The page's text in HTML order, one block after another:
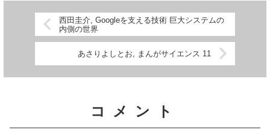
西田圭介, Googleを支える技術 巨大システムの
内側の世界
あさりよしとお, まんがサイエンス 11
コメント